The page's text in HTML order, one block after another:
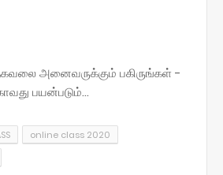
அனைவருக்கும் பகிருங்கள் -
பயன்படும்...
online class 2020